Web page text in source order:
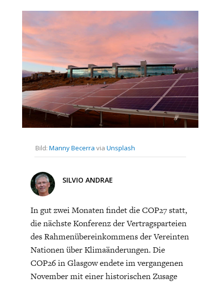
NEWSLETTER
ÜBER UNS
SUCHE
ABO/LOGIN
BODEN
ECONOMISTS FOR FUTURE
CHARTBOOK
DEUTSCHLAND
Bild: Manny Becerra via Unsplash
SILVIO ANDRAE
In gut zwei Monaten findet die COP27 statt,
die nächste Konferenz der Vertragsparteien
des Rahmenübereinkommens der Vereinten
Nationen über Klimaänderungen. Die
COP26 in Glasgow endete im vergangenen
November mit einer historischen Zusage
Bisher noch kein Kommentar.